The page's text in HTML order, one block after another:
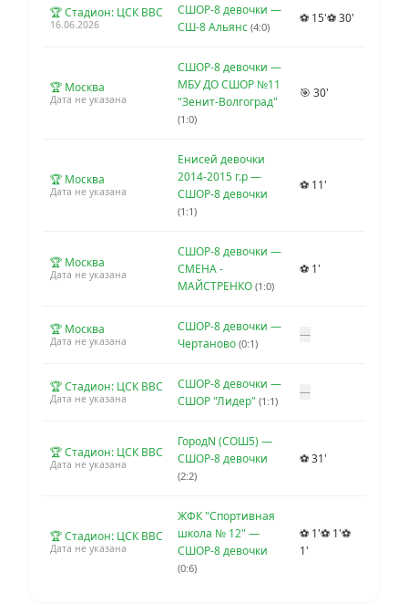
🏆 Стадион: ЦСК ВВС
16.06.2026
СШОР-8 девочки —
СШ-8 Альянс (4:0)
⚽ 15'⚽ 30'
🏆 Москва
Дата не указана
СШОР-8 девочки —
МБУ ДО СШОР №11
"Зенит-Волгоград"
(1:0)
🎯 30'
🏆 Москва
Дата не указана
Енисей девочки
2014-2015 г.р —
СШОР-8 девочки
(1:1)
⚽ 11'
🏆 Москва
Дата не указана
СШОР-8 девочки —
СМЕНА -
МАЙСТРЕНКО (1:0)
⚽ 1'
🏆 Москва
Дата не указана
СШОР-8 девочки —
Чертаново (0:1)
—
🏆 Стадион: ЦСК ВВС
Дата не указана
СШОР-8 девочки —
СШОР "Лидер" (1:1)
—
🏆 Стадион: ЦСК ВВС
Дата не указана
ГородN (СОШ5) —
СШОР-8 девочки
(2:2)
⚽ 31'
🏆 Стадион: ЦСК ВВС
Дата не указана
ЖФК "Спортивная
школа № 12" —
СШОР-8 девочки
(0:6)
⚽ 1'⚽ 1'⚽
1'